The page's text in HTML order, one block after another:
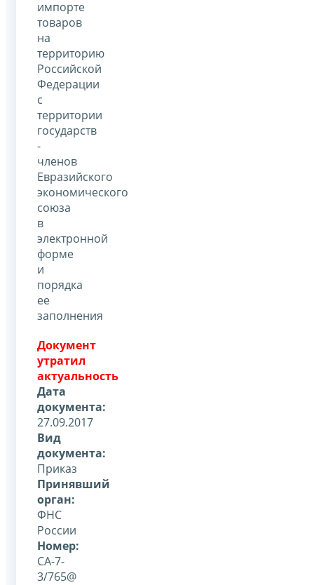
импорте
товаров
на
территорию
Российской
Федерации
с
территории
государств
-
членов
Евразийского
экономического
союза
в
электронной
форме
и
порядка
ее
заполнения
Документ
утратил
актуальность
Дата
документа:
27.09.2017
Вид
документа:
Приказ
Принявший
орган:
ФНС
России
Номер:
СА-7-
3/765@